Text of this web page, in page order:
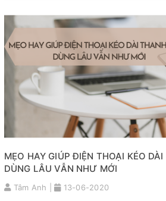
MẸO HAY GIÚP ĐIỆN THOẠI KÉO
DÙNG LÂU VẪN NHƯ MỚI
Tâm Anh | 13-06-2020